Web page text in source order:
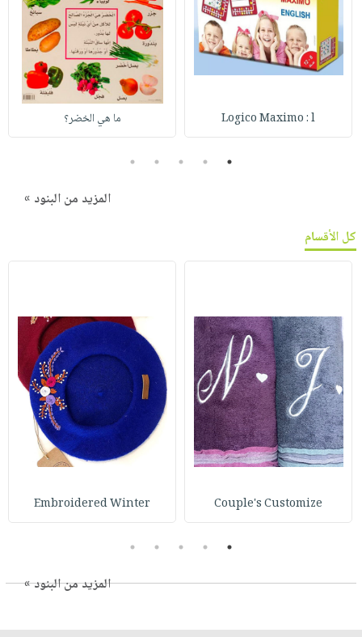
Logico Maximo : l ما هي الخضر؟
1
2
3
4
5
المزيد من البنود »
كل الأقسام
Couple's Customize
Embroidered Winter
1
2
3
4
5
المزيد من البنود »